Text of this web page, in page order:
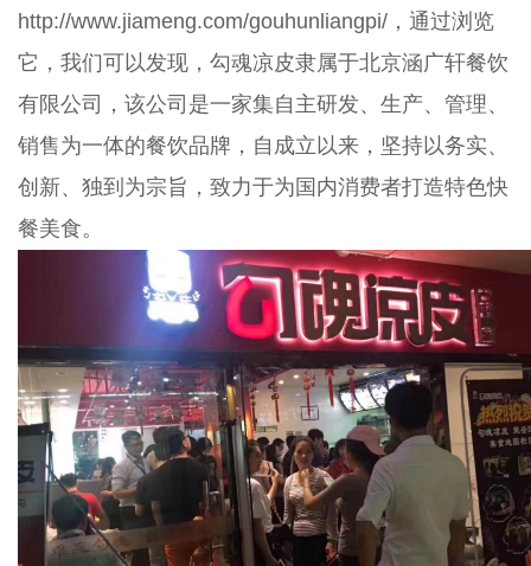
http://www.jiameng.com/gouhunliangpi/，通过浏览
它，我们可以发现，勾魂凉皮隶属于北京涵广轩餐饮
有限公司，该公司是一家集自主研发、生产、管理、
销售为一体的餐饮品牌，自成立以来，坚持以务实、
创新、独到为宗旨，致力于为国内消费者打造特色快
餐美食。